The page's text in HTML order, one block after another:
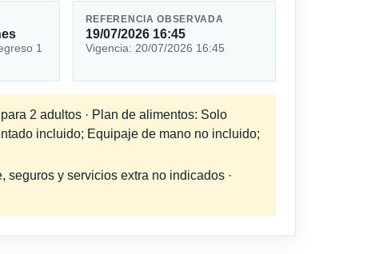
1
REFERENCIA OBSERVADA
19/07/2026 16:45
Vigencia: 20/07/2026 16:45
2 adultos · Plan de alimentos: Solo
incluido; Equipaje de mano no incluido;
y servicios extra no indicados ·